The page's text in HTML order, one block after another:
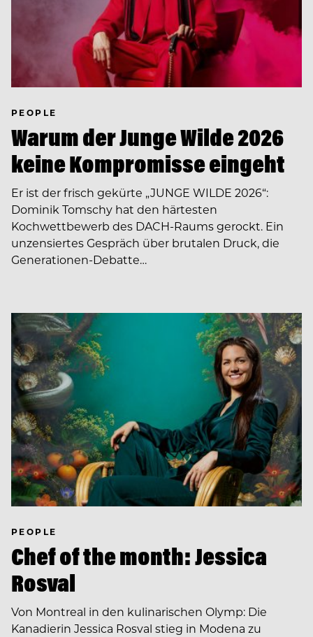
PEOPLE
Warum der Junge Wilde 2026
keine Kompromisse eingeht
Er ist der frisch gekürte „JUNGE WILDE 2026“:
Dominik Tomschy hat den härtesten
Kochwettbewerb des DACH-Raums gerockt. Ein
unzensiertes Gespräch über brutalen Druck, die
Generationen-Debatte…
PEOPLE
Chef of the month: Jessica
Rosval
Von Montreal in den kulinarischen Olymp: Die
Kanadierin Jessica Rosval stieg in Modena zu